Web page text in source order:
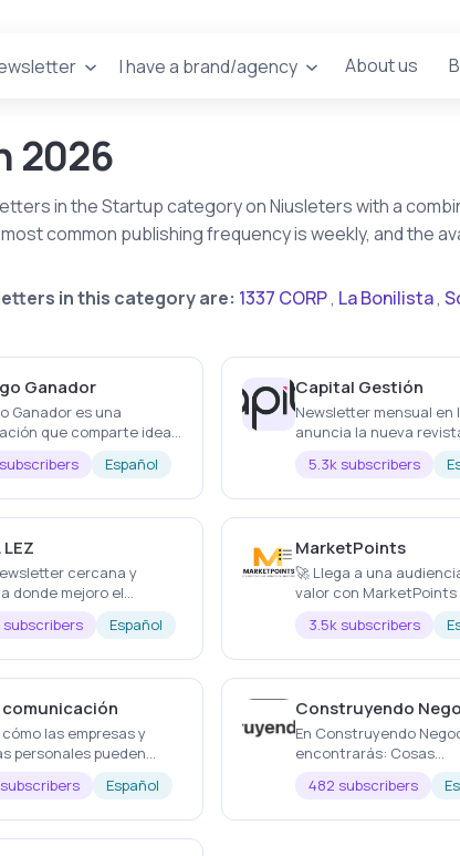
I have a brand/agency About us
2026
in the Startup category on Niusleters with a
common publishing frequency is weekly, and the
in this category are: 1337 CORP, La Bonilista,
Ganador
Ganador es una
que comparte ideas
casos de éxito y
Español
Capital Gestión
Newsletter mensual en
anuncia la nueva
5.3k subscribers
cercana y
donde mejoro el
que vienen a
subscribers Español
MarketPoints
🚀 Llega a una
valor con MarketPoints Una
en menos de 1 MINUTO
3.5k subscribers
comunicación
las empresas y
personales pueden
de la comunicación
subscribers Español
Construyendo
En Construyendo
encontrarás: Cosas
el mundo de Internet,
482 subscribers